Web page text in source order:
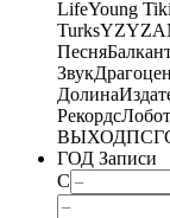
LifeYoung Tiki
TurksYZY
Песня
Звук
Долина
Рекордс
ВЫХОДПСГ
ГОД Записи
С